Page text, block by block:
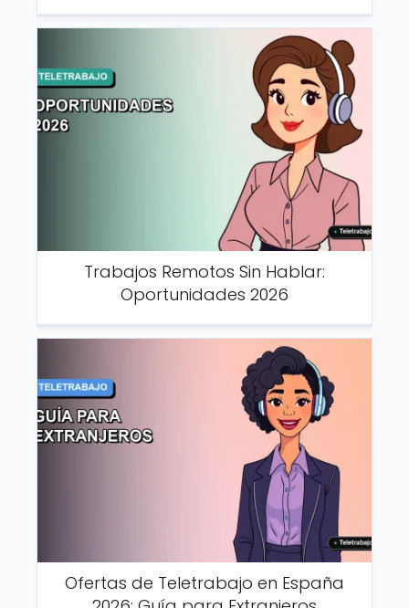
Trabajos Remotos Sin Hablar:
Oportunidades 2026
Ofertas de Teletrabajo en España